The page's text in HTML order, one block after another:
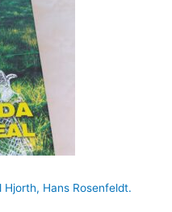
Hjorth, Hans Rosenfeldt.